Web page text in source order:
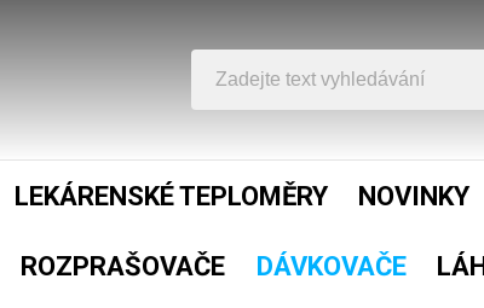
LEKÁRENSKÉ TEPLOMĚRY NOVINKY
ROZPRAŠOVAČE DÁVKOVAČE